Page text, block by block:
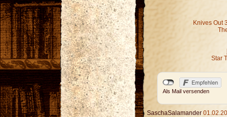
Knives Out
Star
Als Mail versenden
SaschaSalamander